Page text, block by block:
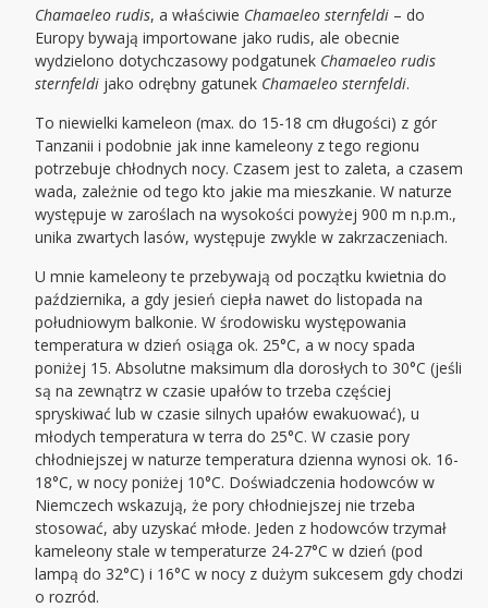
Chamaeleo rudis, a właściwie Chamaeleo sternfeldi – do
Europy bywają importowane jako rudis, ale obecnie
wydzielono dotychczasowy podgatunek Chamaeleo rudis
sternfeldi jako odrębny gatunek Chamaeleo sternfeldi.
To niewielki kameleon (max. do 15-18 cm długości) z gór
Tanzanii i podobnie jak inne kameleony z tego regionu
potrzebuje chłodnych nocy. Czasem jest to zaleta, a czasem
wada, zależnie od tego kto jakie ma mieszkanie. W naturze
występuje w zaroślach na wysokości powyżej 900 m n.p.m.,
unika zwartych lasów, występuje zwykle w zakrzaczeniach.
U mnie kameleony te przebywają od początku kwietnia do
października, a gdy jesień ciepła nawet do listopada na
południowym balkonie. W środowisku występowania
temperatura w dzień osiąga ok. 25°C, a w nocy spada
poniżej 15. Absolutne maksimum dla dorosłych to 30°C (jeśli
są na zewnątrz w czasie upałów to trzeba częściej
spryskiwać lub w czasie silnych upałów ewakuować), u
młodych temperatura w terra do 25°C. W czasie pory
chłodniejszej w naturze temperatura dzienna wynosi ok. 16-
18°C, w nocy poniżej 10°C. Doświadczenia hodowców w
Niemczech wskazują, że pory chłodniejszej nie trzeba
stosować, aby uzyskać młode. Jeden z hodowców trzymał
kameleony stale w temperaturze 24-27°C w dzień (pod
lampą do 32°C) i 16°C w nocy z dużym sukcesem gdy chodzi
o rozród.